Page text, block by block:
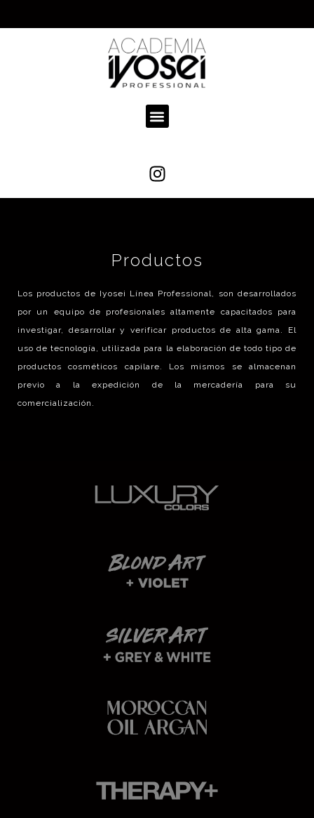
Productos
Los productos de Iyosei Línea Professional, son desarrollados
por un equipo de profesionales altamente capacitados para
investigar, desarrollar y verificar productos de alta gama. El
uso de tecnología, utilizada para la elaboración de todo tipo de
productos cosméticos capilare. Los mismos se almacenan
previo a la expedición de la mercadería para su
comercialización.